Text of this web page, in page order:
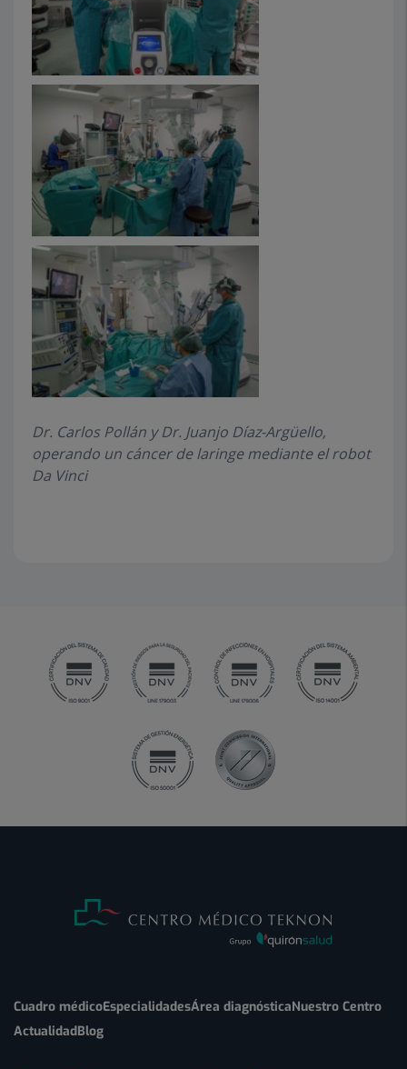
Dr. Carlos Pollán y Dr. Juanjo Díaz-Argüello,
operando un cáncer de laringe mediante el robot
Da Vinci
Cuadro médicoEspecialidadesÁrea diagnósticaNuestro Centro
ActualidadBlog